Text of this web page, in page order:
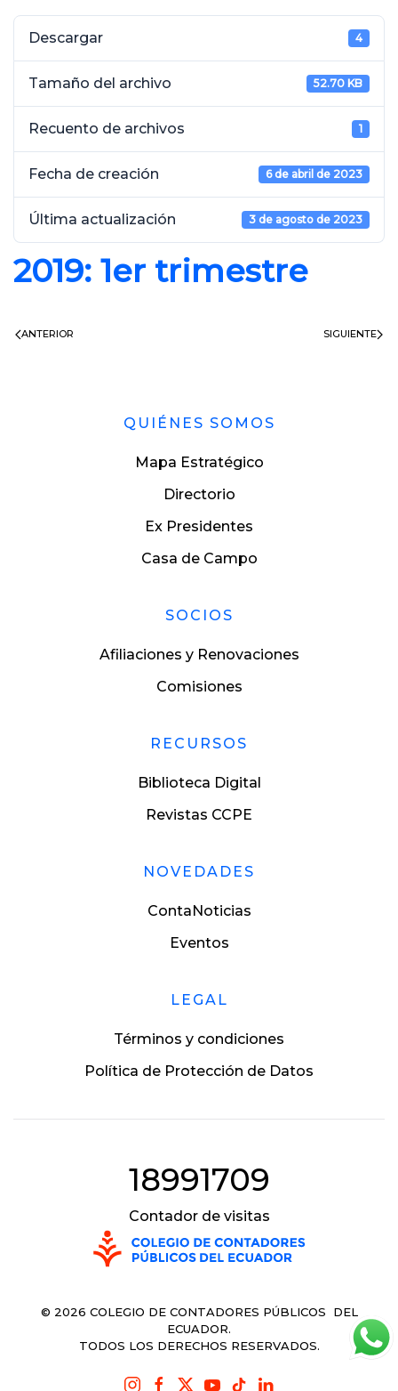
Descargar 4
Tamaño del archivo 52.70 KB
Recuento de archivos 1
Fecha de creación 6 de abril de 2023
Última actualización 3 de agosto de 2023
2019: 1er trimestre
ANTERIOR SIGUIENTE
QUIÉNES SOMOS
Mapa Estratégico
Directorio
Ex Presidentes
Casa de Campo
SOCIOS
Afiliaciones y Renovaciones
Comisiones
RECURSOS
Biblioteca Digital
Revistas CCPE
NOVEDADES
ContaNoticias
Eventos
LEGAL
Términos y condiciones
Política de Protección de Datos
18991709
Contador de visitas
© 2026 COLEGIO DE CONTADORES PÚBLICOS DEL
ECUADOR.
TODOS LOS DERECHOS RESERVADOS.